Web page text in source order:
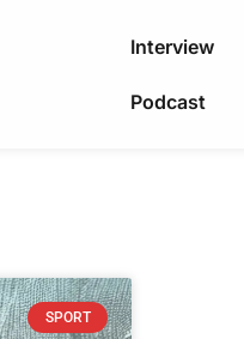
Interview
Podcast
SPORT